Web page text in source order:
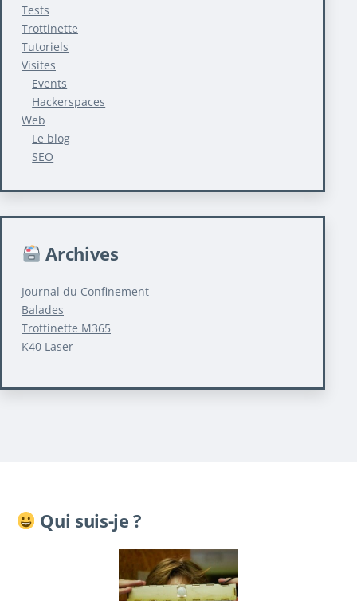
Tests
Trottinette
Tutoriels
Visites
Events
Hackerspaces
Web
Le blog
SEO
Archives
Journal du Confinement
Balades
Trottinette M365
K40 Laser
Qui suis-je ?